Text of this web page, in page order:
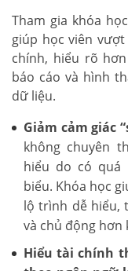
Tham gia khóa
giúp học viên
chính, hiểu rõ
báo cáo và hình
dữ liệu.
Giảm cảm giác
không chuyên
hiểu do có quá
biểu. Khóa học
lộ trình dễ hiểu,
và chủ động hơn
Hiểu tài chính